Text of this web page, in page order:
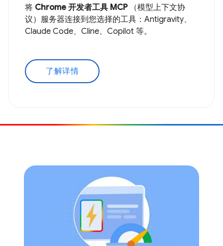
将 Chrome 开发者工具 MCP（模型上下文协
议）服务器连接到您选择的工具：Antigravity、
Claude Code、Cline、Copilot 等。
了解详情